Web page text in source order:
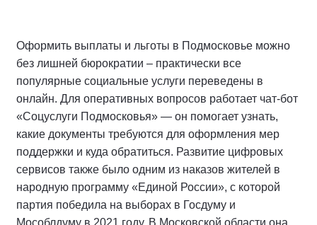
Оформить выплаты и льготы в Подмосковье можно
без лишней бюрократии – практически все
популярные социальные услуги переведены в
онлайн. Для оперативных вопросов работает чат-бот
«Соцуслуги Подмосковья» — он помогает узнать,
какие документы требуются для оформления мер
поддержки и куда обратиться. Развитие цифровых
сервисов также было одним из наказов жителей в
народную программу «Единой России», с которой
партия победила на выборах в Госдуму и
Мособлдуму в 2021 году. В Московской области она